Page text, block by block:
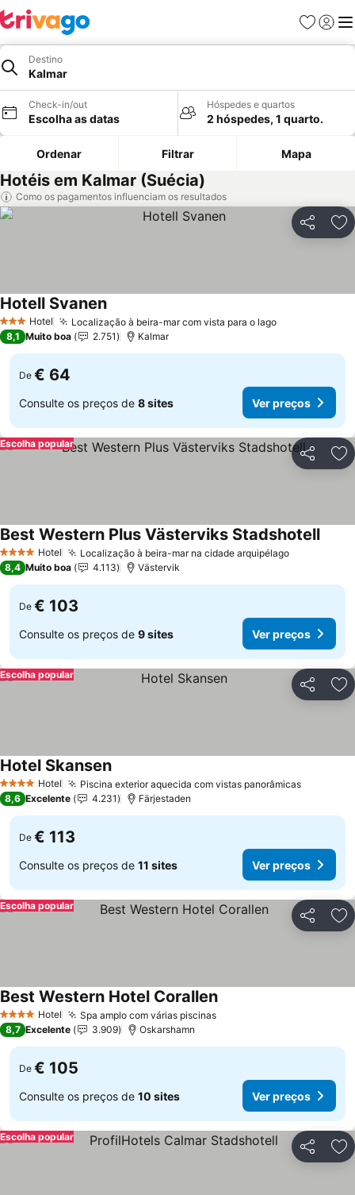
Favoritos
Iniciar
Destino
Kalmar
Check-in/out
Escolha as datas
Hóspedes e quartos
2 hóspedes, 1 quarto.
Ordenar Filtrar Mapa
Hotéis em Kalmar (Suécia)
Como os pagamentos influenciam os resultados
Partilhar
3 EstrelasHotel Localização à beira-mar com vista para o lago
Hotell Svanen
8,1 Muito boa 2.751 Kalmar
De € 64
Consulte os preços de 8 sites Ver preços
Partilhar
Escolha popular
4 EstrelasHotel Localização à beira-mar na cidade arquipélago
Best Western Plus Västerviks Stadshotell
8,4 Muito boa 4.113 Västervik
De € 103
Consulte os preços de 9 sites Ver preços
Partilhar
Escolha popular
4 EstrelasHotel Piscina exterior aquecida com vistas panorâmicas
Hotel Skansen
8,6 Excelente 4.231 Färjestaden
De € 113
Consulte os preços de 11 sites Ver preços
Partilhar
Escolha popular
4 EstrelasHotel Spa amplo com várias piscinas
Best Western Hotel Corallen
8,7 Excelente 3.909 Oskarshamn
De € 105
Consulte os preços de 10 sites Ver preços
Partilhar
Escolha popular